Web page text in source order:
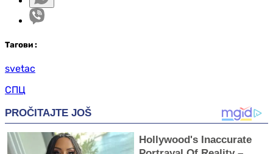
Тагови :
svetac
СПЦ